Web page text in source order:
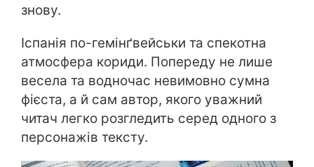
знову.
Іспанія по-гемінґвейськи та спекотна
атмосфера кориди. Попереду не лише
весела та водночас невимовно сумна
фієста, а й сам автор, якого уважний
читач легко розгледить серед одного з
персонажів тексту.